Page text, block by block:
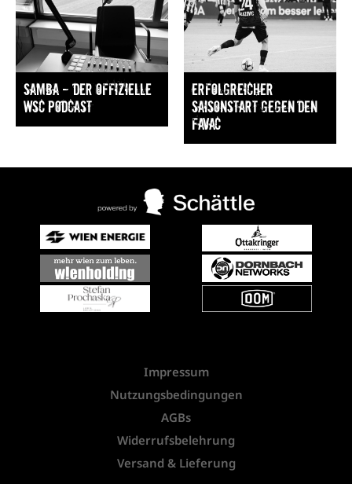
Samba — Der offizielle
WSC Podcast
Erfolgreicher
Saisonstart gegen den
FavAC
Impressum
Nutzungsbedingungen
AGBs
Widerrufsbelehrung
Versand & Lieferung